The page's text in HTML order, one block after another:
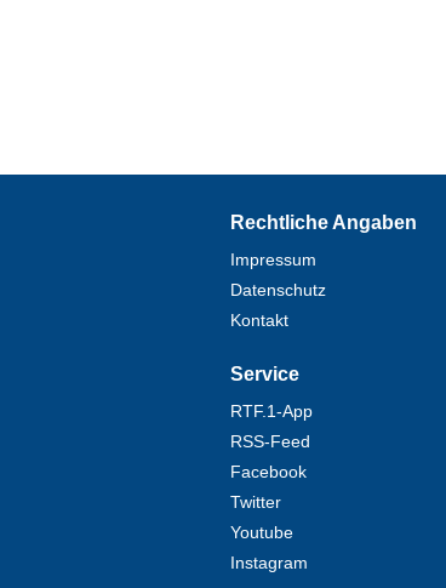
Rechtliche Angaben
Impressum
Datenschutz
Kontakt
Service
RTF.1-App
RSS-Feed
Facebook
Twitter
Youtube
Instagram